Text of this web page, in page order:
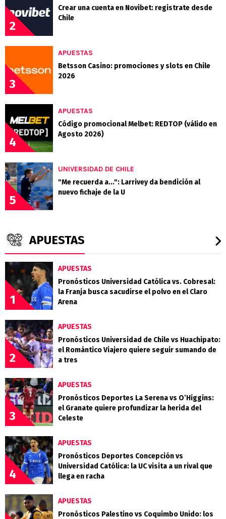
2
Crear una cuenta en Novibet: registrate desde
Chile
3
APUESTAS
Betsson Casino: promociones y slots en Chile
2026
4
APUESTAS
Código promocional Melbet: REDTOP (válido en
Agosto 2026)
5
UNIVERSIDAD DE CHILE
"Me recuerda a...": Larrivey da bendición al
nuevo fichaje de la U
APUESTAS
1
APUESTAS
Pronósticos Universidad Católica vs. Cobresal:
la Franja busca sacudirse el polvo en el Claro
Arena
2
APUESTAS
Pronósticos Universidad de Chile vs Huachipato:
el Romántico Viajero quiere seguir sumando de
a tres
3
APUESTAS
Pronósticos Deportes La Serena vs O’Higgins:
el Granate quiere profundizar la herida del
Celeste
4
APUESTAS
Pronósticos Deportes Concepción vs
Universidad Católica: la UC visita a un rival que
llega en racha
APUESTAS
Pronósticos Palestino vs Coquimbo Unido: los